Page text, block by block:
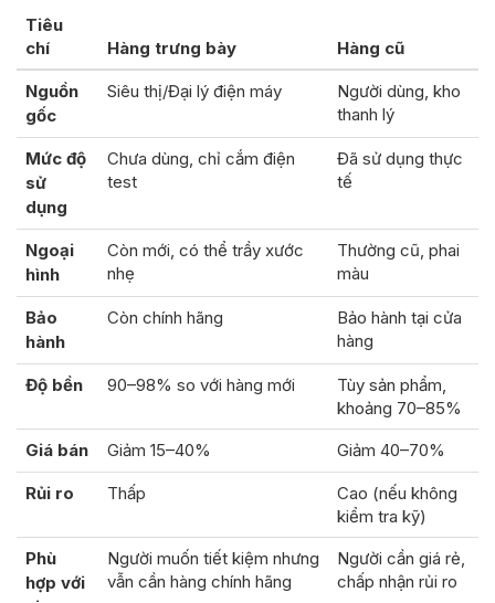
Tiêu
chí
Hàng trưng bày Hàng cũ
Nguồn
gốc
Siêu thị/Đại lý điện máy
Người dùng, kho
thanh lý
Mức độ
sử
dụng
Chưa dùng, chỉ cắm điện
test
Đã sử dụng thực
tế
Ngoại
hình
Còn mới, có thể trầy xước
nhẹ
Thường cũ, phai
màu
Bảo
hành
Còn chính hãng
Bảo hành tại cửa
hàng
Độ bền 90–98% so với hàng mới
Tùy sản phẩm,
khoảng 70–85%
Giá bán
Giảm 15–40% Giảm 40–70%
Rủi ro Thấp
Cao (nếu không
kiểm tra kỹ)
Phù
hợp với
Người muốn tiết kiệm nhưng
vẫn cần hàng chính hãng
Người cần giá rẻ,
chấp nhận rủi ro